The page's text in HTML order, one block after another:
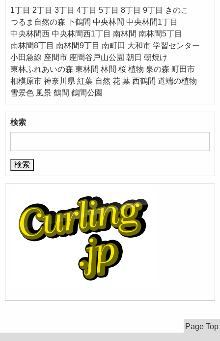
1丁目 2丁目 3丁目 4丁目 5丁目 8丁目 9丁目 きのこ
つるま自然の森 下鶴間 中央林間 中央林間1丁目
中央林間西 中央林間西1丁目 南林間 南林間5丁目
南林間8丁目 南林間9丁目 南町田 大和市 学習センター
小田急線 座間市 座間谷戸山公園 朝日 朝焼け
東林ふれあいの森 東林間 林間 桜 植物 泉の森 町田市
相模原市 神奈川県 紅葉 自然 花 葉 西鶴間 道端の植物
雪景色 風景 鶴間 鶴間公園
検索
Page Top